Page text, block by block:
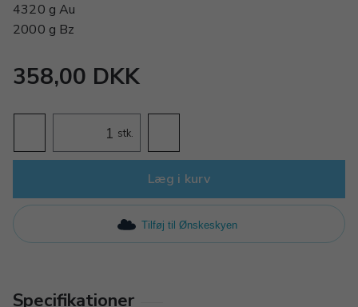
4320 g Au
2000 g Bz
358,00 DKK
stk.
Læg i kurv
Tilføj til Ønskeskyen
Specifikationer